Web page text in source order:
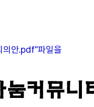
의안.pdf"파일을